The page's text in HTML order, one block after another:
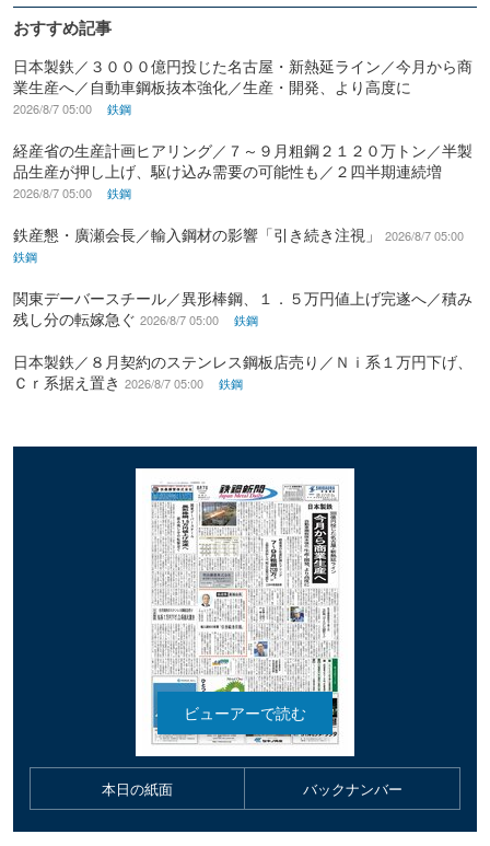
おすすめ記事
日本製鉄／３０００億円投じた名古屋・新熱延ライン／今月から商
業生産へ／自動車鋼板抜本強化／生産・開発、より高度に
2026/8/7 05:00 鉄鋼
経産省の生産計画ヒアリング／７～９月粗鋼２１２０万トン／半製
品生産が押し上げ、駆け込み需要の可能性も／２四半期連続増
2026/8/7 05:00 鉄鋼
鉄産懇・廣瀬会長／輸入鋼材の影響「引き続き注視」
2026/8/7 05:00
鉄鋼
関東デーバースチール／異形棒鋼、１．５万円値上げ完遂へ／積み
残し分の転嫁急ぐ 2026/8/7 05:00 鉄鋼
日本製鉄／８月契約のステンレス鋼板店売り／Ｎｉ系１万円下げ、
Ｃｒ系据え置き 2026/8/7 05:00 鉄鋼
本日の紙面 バックナンバー